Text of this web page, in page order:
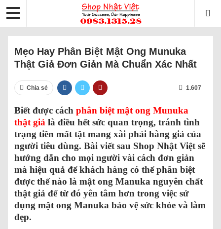
Mẹo Hay Phân Biệt Mật Ong Munuka
Thật Giả Đơn Giản Mà Chuẩn Xác Nhất
Chia sẻ 1.607
Biết được cách phân biệt mật ong Munuka
thật giả là điều hết sức quan trọng, tránh tình
trạng tiền mất tật mang xài phải hàng giả của
người tiêu dùng. Bài viết sau Shop Nhật Việt sẽ
hướng dẫn cho mọi người vài cách đơn giản
mà hiệu quả để khách hàng có thể phân biệt
được thế nào là mật ong Manuka nguyên chất
thật giả để từ đó yên tâm hơn trong việc sử
dụng mật ong Manuka bảo vệ sức khỏe và làm
đẹp.